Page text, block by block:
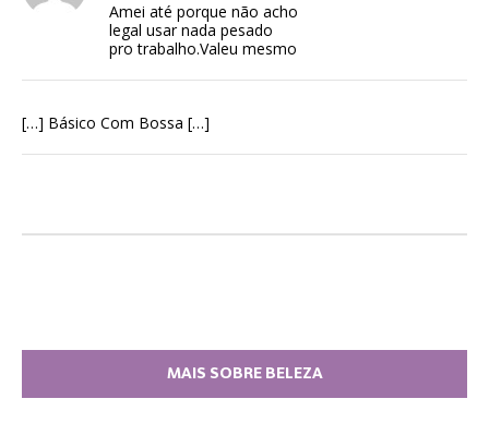
Amei até porque não acho
legal usar nada pesado
pro trabalho.Valeu mesmo
[…] Básico Com Bossa […]
MAIS SOBRE BELEZA